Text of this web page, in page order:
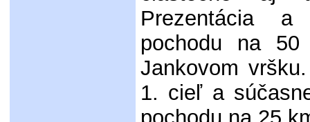
Prezentácia
pochodu na
Jankovom
1. cieľ a